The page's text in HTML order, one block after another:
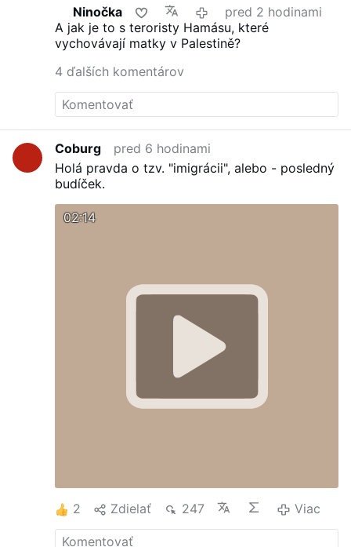
Ninočka
pred 2 hodinami
A jak je to s teroristy Hamásu, které
vychovávají matky v Palestině?
4 ďalších komentárov
Coburg
pred 6 hodinami
Holá pravda o tzv. "imigrácii", alebo - posledný
budíček.
02:14
2 Zdielať 247 Viac